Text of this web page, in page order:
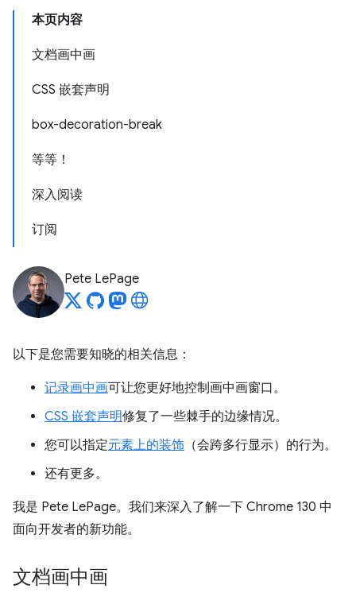
本页内容
文档画中画
CSS 嵌套声明
box-decoration-break
等等！
深入阅读
订阅
Pete LePage
以下是您需要知晓的相关信息：
记录画中画可让您更好地控制画中画窗口。
CSS 嵌套声明修复了一些棘手的边缘情况。
您可以指定元素上的装饰 （会跨多行显示）的行为。
还有更多。
我是 Pete LePage。我们来深入了解一下 Chrome 130 中
面向开发者的新功能。
文档画中画